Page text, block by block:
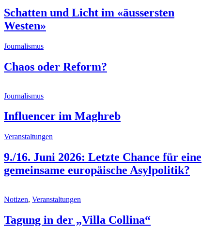
Schatten und Licht im «äussersten
Westen»
Journalismus
Chaos oder Reform?
Journalismus
Influencer im Maghreb
Veranstaltungen
9./16. Juni 2026: Letzte Chance für eine
gemeinsame europäische Asylpolitik?
Notizen, Veranstaltungen
Tagung in der „Villa Collina“